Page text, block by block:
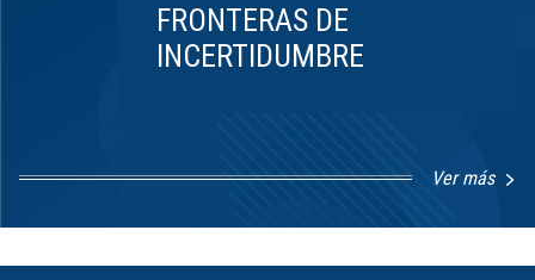
FRONTERAS DE
INCERTIDUMBRE
Ver más
8